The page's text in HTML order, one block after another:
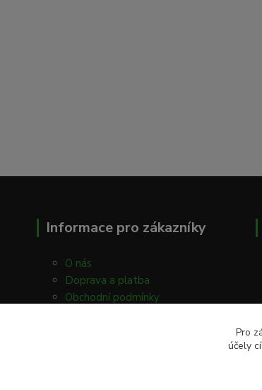
Informace pro zákazníky
O nás
Doprava a platba
Obchodní podmínky
Pro
účely